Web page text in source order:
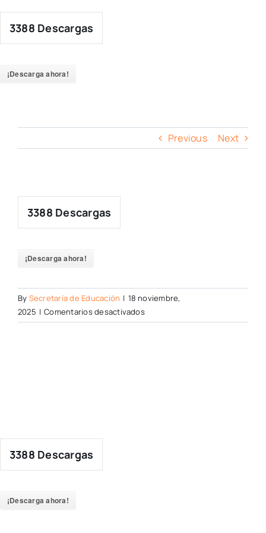
content
3388 Descargas
¡Descarga ahora!
Previous Next
3388 Descargas
¡Descarga ahora!
By Secretaría de Educación | 18 noviembre,
2025 | Comentarios desactivadosen
3388 Descargas
¡Descarga ahora!